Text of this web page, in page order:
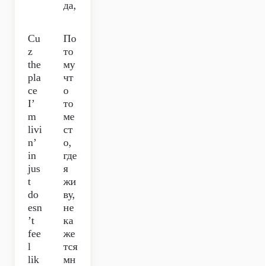
да,
Cu
z
the
pla
ce
I’
m
livi
n’
in
jus
t
do
esn
’t
fee
l
lik
По
то
му
чт
о
то
ме
ст
о,
где
я
жи
ву,
не
ка
же
тся
мн